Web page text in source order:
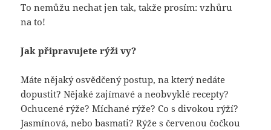
To nemůžu nechat jen tak, takže prosím: vzhůru
na to!
Jak připravujete rýži vy?
Máte nějaký osvědčený postup, na který nedáte
dopustit? Nějaké zajímavé a neobvyklé recepty?
Ochucené rýže? Míchané rýže? Co s divokou rýží?
Jasmínová, nebo basmati? Rýže s červenou čočkou